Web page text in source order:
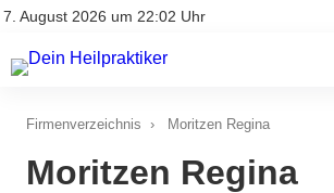
7. August 2026 um 22:02 Uhr
Impressum
Natürliche Medizin
Heilpflanzen & Kräuterkunde
Firmenverzeichnis › Moritzen Regina
Moritzen Regina